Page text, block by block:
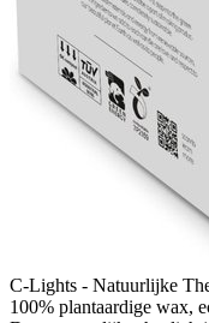
C-Lights - Natuurlijke
100% plantaardige wax,